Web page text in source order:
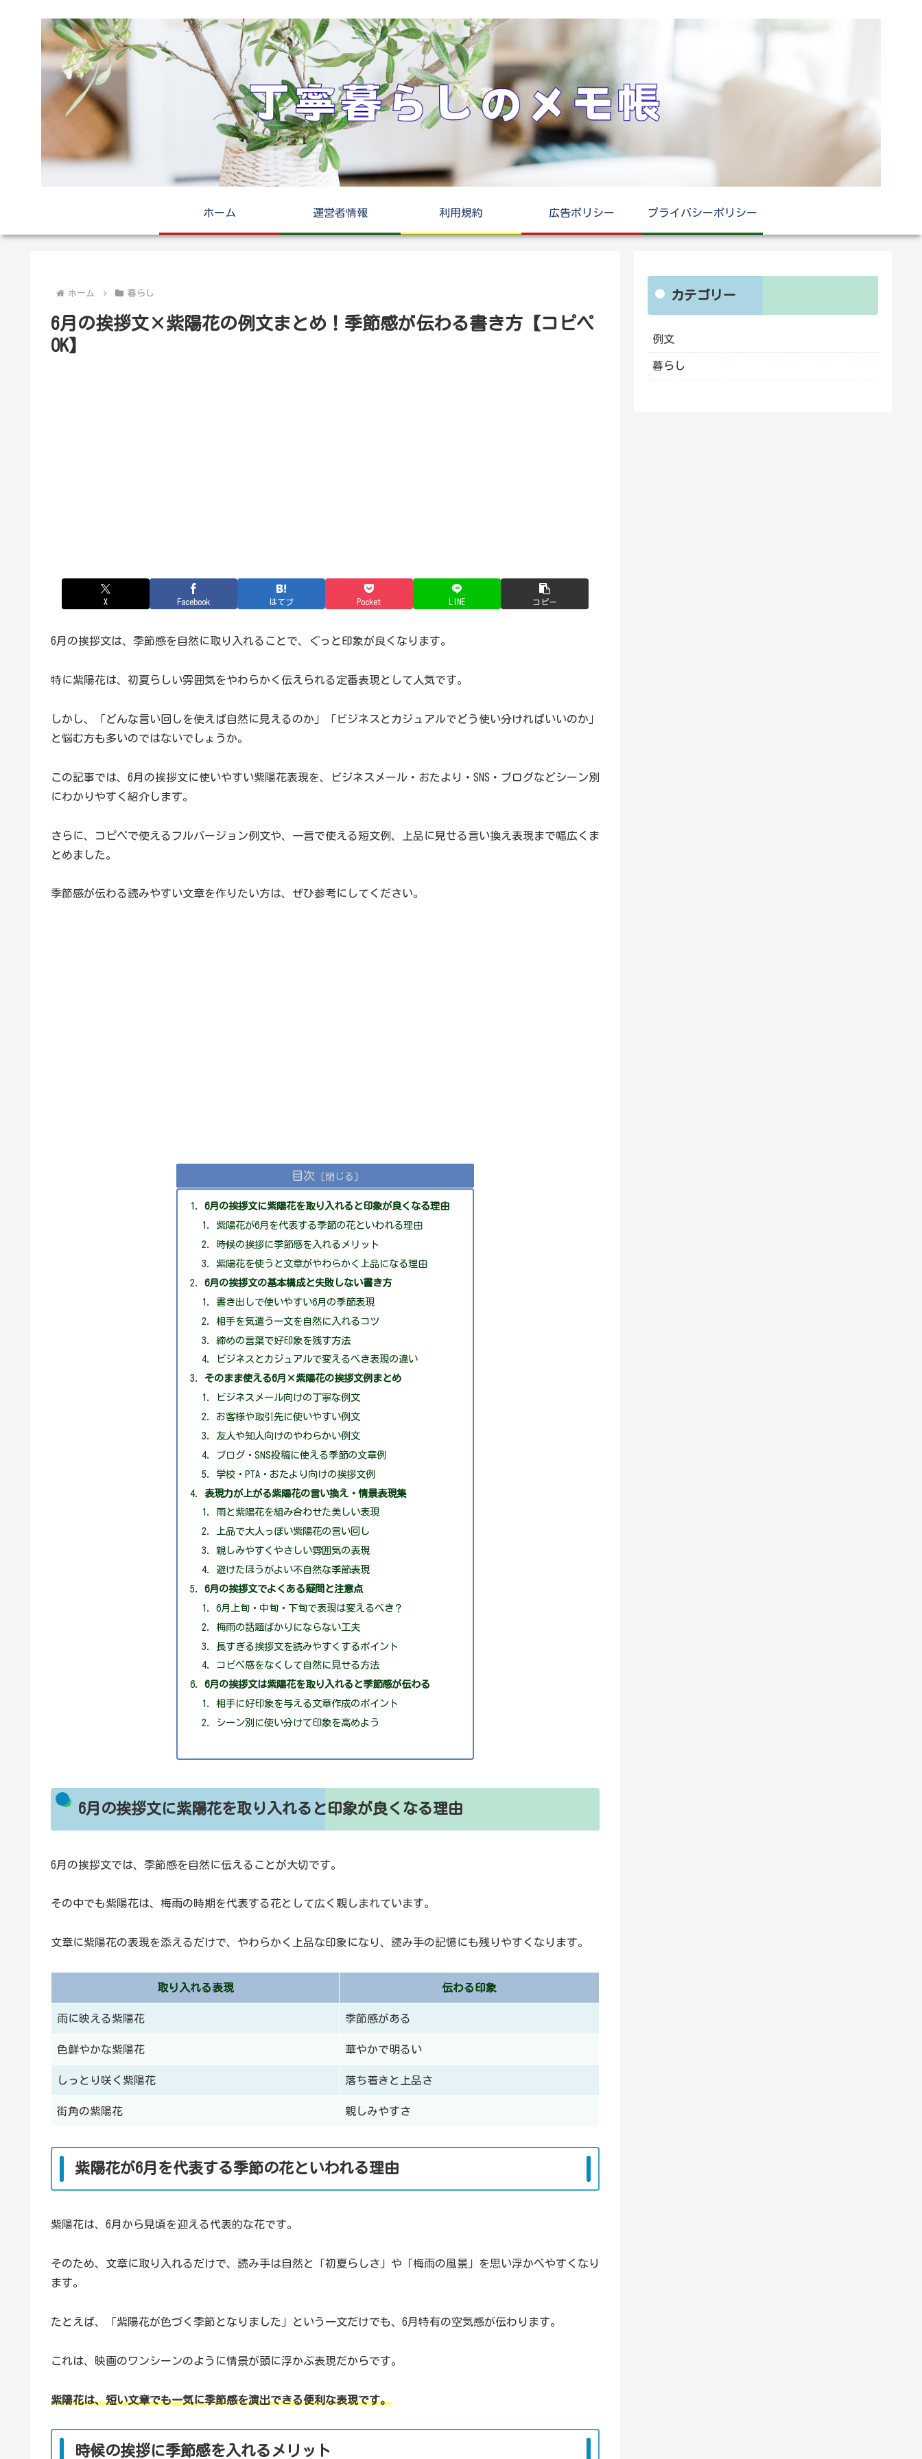
ホーム 運営者情報 利用規約 広告ポリシー プライバシーポリシー
ホーム 暮らし
6月の挨拶文×紫陽花の例文まとめ！季節感が伝わる書き方【コピペ
OK】
X Facebook はてブ Pocket LINE コピー
6月の挨拶文は、季節感を自然に取り入れることで、ぐっと印象が良くなります。
特に紫陽花は、初夏らしい雰囲気をやわらかく伝えられる定番表現として人気です。
しかし、「どんな言い回しを使えば自然に見えるのか」「ビジネスとカジュアルでどう使い分ければいいのか」
と悩む方も多いのではないでしょうか。
この記事では、6月の挨拶文に使いやすい紫陽花表現を、ビジネスメール・おたより・SNS・ブログなどシーン別
にわかりやすく紹介します。
さらに、コピペで使えるフルバージョン例文や、一言で使える短文例、上品に見せる言い換え表現まで幅広くま
とめました。
季節感が伝わる読みやすい文章を作りたい方は、ぜひ参考にしてください。
目次
6月の挨拶文に紫陽花を取り入れると印象が良くなる理由
紫陽花が6月を代表する季節の花といわれる理由
時候の挨拶に季節感を入れるメリット
紫陽花を使うと文章がやわらかく上品になる理由
6月の挨拶文の基本構成と失敗しない書き方
書き出しで使いやすい6月の季節表現
相手を気遣う一文を自然に入れるコツ
締めの言葉で好印象を残す方法
ビジネスとカジュアルで変えるべき表現の違い
そのまま使える6月×紫陽花の挨拶文例まとめ
ビジネスメール向けの丁寧な例文
お客様や取引先に使いやすい例文
友人や知人向けのやわらかい例文
ブログ・SNS投稿に使える季節の文章例
学校・PTA・おたより向けの挨拶文例
表現力が上がる紫陽花の言い換え・情景表現集
雨と紫陽花を組み合わせた美しい表現
上品で大人っぽい紫陽花の言い回し
親しみやすくやさしい雰囲気の表現
避けたほうがよい不自然な季節表現
6月の挨拶文でよくある疑問と注意点
6月上旬・中旬・下旬で表現は変えるべき？
梅雨の話題ばかりにならない工夫
長すぎる挨拶文を読みやすくするポイント
コピペ感をなくして自然に見せる方法
6月の挨拶文は紫陽花を取り入れると季節感が伝わる
相手に好印象を与える文章作成のポイント
シーン別に使い分けて印象を高めよう
6月の挨拶文に紫陽花を取り入れると印象が良くなる理由
6月の挨拶文では、季節感を自然に伝えることが大切です。
その中でも紫陽花は、梅雨の時期を代表する花として広く親しまれています。
文章に紫陽花の表現を添えるだけで、やわらかく上品な印象になり、読み手の記憶にも残りやすくなります。
取り入れる表現 伝わる印象
雨に映える紫陽花 季節感がある
色鮮やかな紫陽花 華やかで明るい
しっとり咲く紫陽花 落ち着きと上品さ
街角の紫陽花 親しみやすさ
紫陽花が6月を代表する季節の花といわれる理由
紫陽花は、6月から見頃を迎える代表的な花です。
そのため、文章に取り入れるだけで、読み手は自然と「初夏らしさ」や「梅雨の風景」を思い浮かべやすくなり
ます。
たとえば、「紫陽花が色づく季節となりました」という一文だけでも、6月特有の空気感が伝わります。
これは、映画のワンシーンのように情景が頭に浮かぶ表現だからです。
紫陽花は、短い文章でも一気に季節感を演出できる便利な表現です。
時候の挨拶に季節感を入れるメリット
カテゴリー
例文
暮らし